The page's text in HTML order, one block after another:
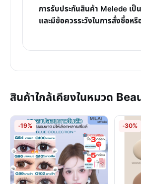
การรับประกันสินค้า Melede เป็
และมีข้อควรระวังในการสั่งซื้อหรื
สินค้าใกล้เคียงในหมวด
-19% -30%